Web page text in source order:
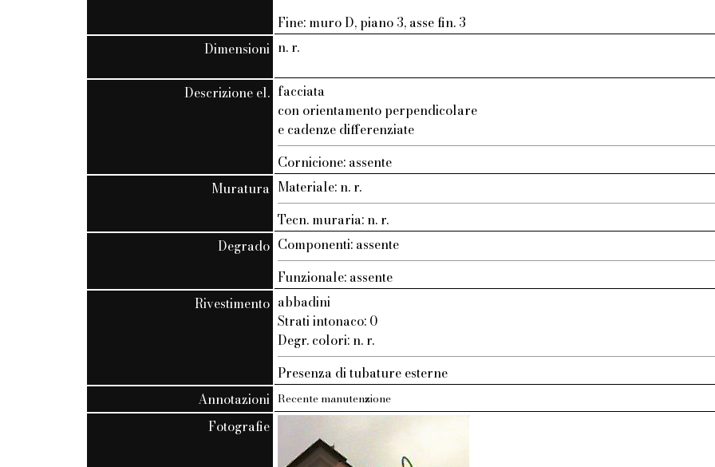
Fine: muro D, piano 3, asse fin. 3
Dimensioni n. r.
Descrizione el. facciata
con orientamento perpendicolare
e cadenze differenziate
Cornicione: assente
Muratura Materiale: n. r.
Tecn. muraria: n. r.
Degrado Componenti: assente
Funzionale: assente
Rivestimento abbadini
Strati intonaco: 0
Degr. colori: n. r.
Presenza di tubature esterne
Annotazioni Recente manutenzione
Fotografie